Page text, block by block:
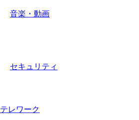
音楽・動画
セキュリティ
テレワーク